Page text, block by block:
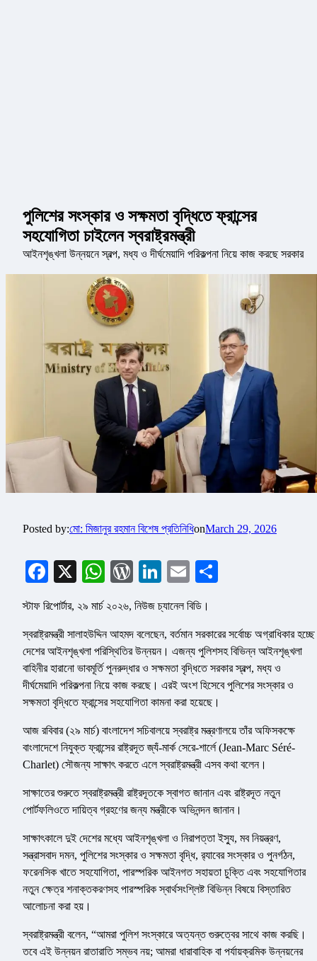
পুলিশের সংস্কার ও সক্ষমতা বৃদ্ধিতে ফ্রান্সের
সহযোগিতা চাইলেন স্বরাষ্ট্রমন্ত্রী
আইনশৃঙ্খলা উন্নয়নে স্বল্প, মধ্য ও দীর্ঘমেয়াদি পরিকল্পনা নিয়ে কাজ করছে সরকার
Posted by:মো: মিজানুর রহমান বিশেষ প্রতিনিধিonMarch 29, 2026
Facebook
X WhatsApp
WordPress
LinkedIn
Email
স্টাফ রিপোর্টার, ২৯ মার্চ ২০২৬, নিউজ চ্যানেল বিডি।
স্বরাষ্ট্রমন্ত্রী সালাহউদ্দিন আহমদ বলেছেন, বর্তমান সরকারের সর্বোচ্চ অগ্রাধিকার হচ্ছে
দেশের আইনশৃঙ্খলা পরিস্থিতির উন্নয়ন। এজন্য পুলিশসহ বিভিন্ন আইনশৃঙ্খলা
বাহিনীর হারানো ভাবমূর্তি পুনরুদ্ধার ও সক্ষমতা বৃদ্ধিতে সরকার স্বল্প, মধ্য ও
দীর্ঘমেয়াদি পরিকল্পনা নিয়ে কাজ করছে। এরই অংশ হিসেবে পুলিশের সংস্কার ও
সক্ষমতা বৃদ্ধিতে ফ্রান্সের সহযোগিতা কামনা করা হয়েছে।
আজ রবিবার (২৯ মার্চ) বাংলাদেশ সচিবালয়ে স্বরাষ্ট্র মন্ত্রণালয়ে তাঁর অফিসকক্ষে
বাংলাদেশে নিযুক্ত ফ্রান্সের রাষ্ট্রদূত জ্যঁ-মার্ক সেরে-শার্লে (Jean-Marc Séré-
Charlet) সৌজন্য সাক্ষাৎ করতে এলে স্বরাষ্ট্রমন্ত্রী এসব কথা বলেন।
সাক্ষাতের শুরুতে স্বরাষ্ট্রমন্ত্রী রাষ্ট্রদূতকে স্বাগত জানান এবং রাষ্ট্রদূত নতুন
পোর্টফলিওতে দায়িত্ব গ্রহণের জন্য মন্ত্রীকে অভিনন্দন জানান।
সাক্ষাৎকালে দুই দেশের মধ্যে আইনশৃঙ্খলা ও নিরাপত্তা ইস্যু, মব নিয়ন্ত্রণ,
সন্ত্রাসবাদ দমন, পুলিশের সংস্কার ও সক্ষমতা বৃদ্ধি, র‍্যাবের সংস্কার ও পুনর্গঠন,
ফরেনসিক খাতে সহযোগিতা, পারস্পরিক আইনগত সহায়তা চুক্তি এবং সহযোগিতার
নতুন ক্ষেত্র শনাক্তকরণসহ পারস্পরিক স্বার্থসংশ্লিষ্ট বিভিন্ন বিষয়ে বিস্তারিত
আলোচনা করা হয়।
স্বরাষ্ট্রমন্ত্রী বলেন, “আমরা পুলিশ সংস্কারে অত্যন্ত গুরুত্বের সাথে কাজ করছি।
তবে এই উন্নয়ন রাতারাতি সম্ভব নয়; আমরা ধারাবাহিক বা পর্যায়ক্রমিক উন্নয়নের